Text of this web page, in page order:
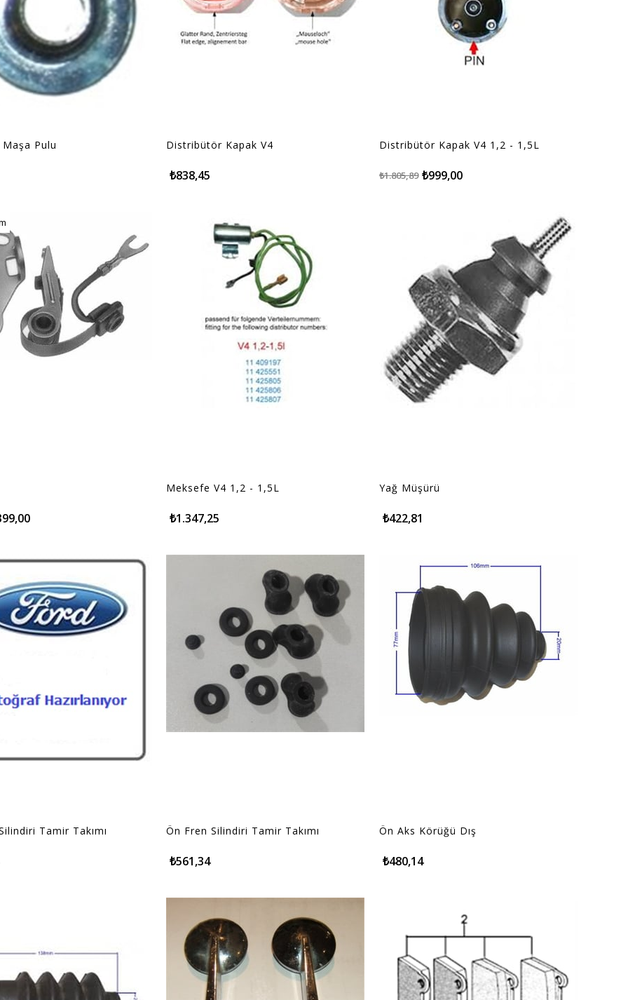
Pulu Distribütör Kapak V4
₺838,45
Distribütör Kapak V4 1,2 - 1,5L
₺999,00
₺1.805,89
Meksefe V4 1,2 - 1,5L
₺1.347,25
Yağ Müşürü
₺422,81
Tamir Takımı Ön Fren Silindiri Tamir Takımı
₺561,34
Ön Aks Körüğü Dış
₺480,14